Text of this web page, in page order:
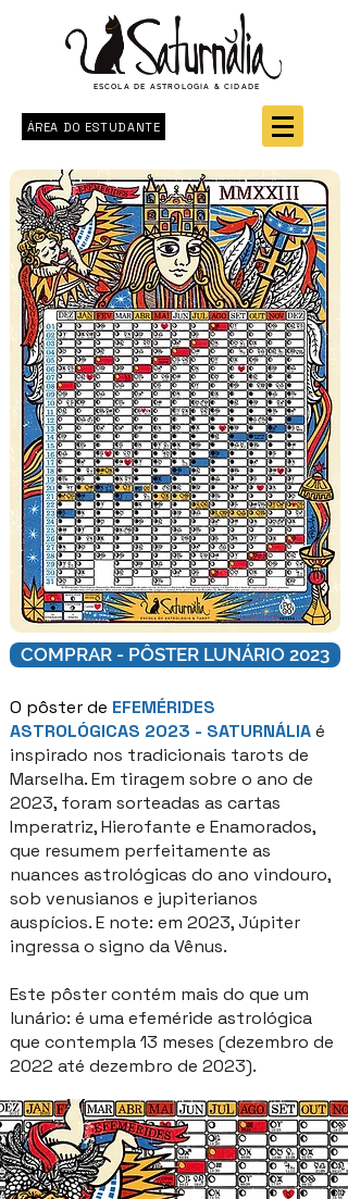
ESCOLA DE ASTROLOGIA & CIDADE
ÁREA DO ESTUDANTE
COMPRAR - PÔSTER LUNÁRIO 2023
O pôster de EFEMÉRIDES
ASTROLÓGICAS 2023 - SATURNÁLIAé
inspirado nos tradicionais tarots de
Marselha. Em tiragem sobre o ano de
2023, foram sorteadas as cartas
Imperatriz, Hierofante e Enamorados,
que resumem perfeitamente as
nuances astrológicas do ano vindouro,
sob venusianos e jupiterianos
auspícios. E note: em 2023, Júpiter
ingressa o signo da Vênus.
Este pôster contém mais do que um
lunário: é uma efeméride astrológica
que contempla 13 meses (dezembro de
2022 até dezembro de 2023).